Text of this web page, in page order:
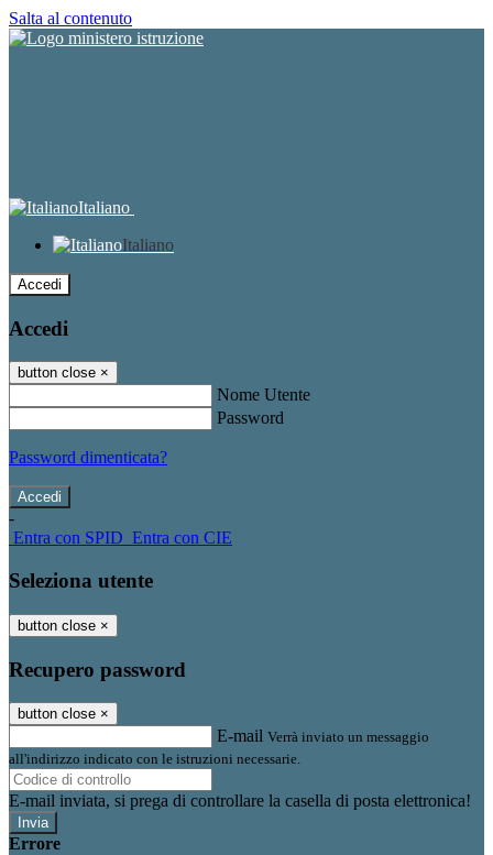
Salta al contenuto
Italiano
Italiano
Accedi
Accedi
button close ×
Nome Utente
Password
Password dimenticata?
-
Entra con SPID Entra con CIE
Seleziona utente
button close ×
Recupero password
button close ×
E-mail Verrà inviato un messaggio
all'indirizzo indicato con le istruzioni necessarie.
E-mail inviata, si prega di controllare la casella di posta elettronica!
Errore